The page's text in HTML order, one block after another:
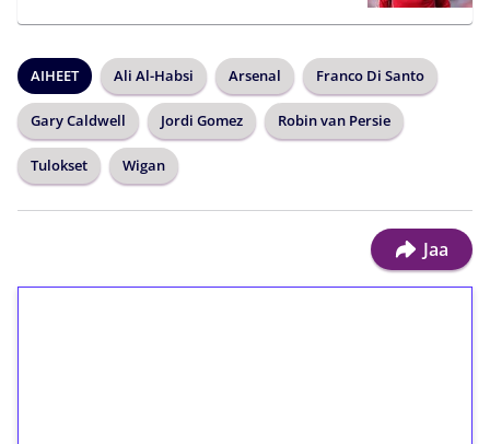
AIHEET Ali Al-Habsi Arsenal Franco Di Santo
Gary Caldwell Jordi Gomez Robin van Persie
Tulokset Wigan
Jaa